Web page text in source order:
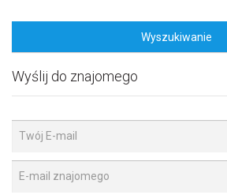
Wyślij do znajomego